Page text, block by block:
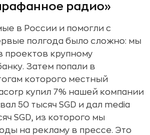
радио»
в России и помогли с
полгода было сложно: мы
проектов крупному
Затем попали в
которого местный
купил 7% нашей компании
50 тысяч SGD и дал media
SGD, из которого мы
на рекламу в прессе. Это